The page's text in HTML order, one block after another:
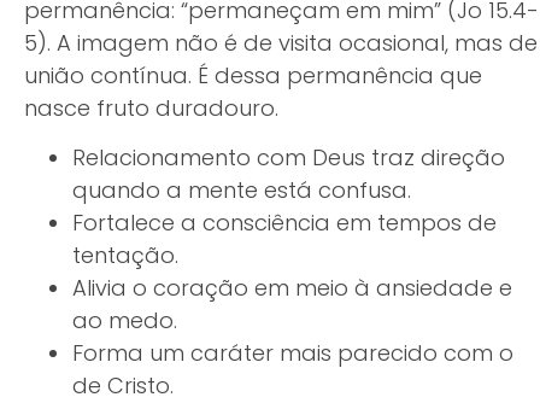
permanência: “permaneçam em mim” (Jo 15.4-
5). A imagem não é de visita ocasional, mas de
união contínua. É dessa permanência que
nasce fruto duradouro.
Relacionamento com Deus traz direção
quando a mente está confusa.
Fortalece a consciência em tempos de
tentação.
Alivia o coração em meio à ansiedade e
ao medo.
Forma um caráter mais parecido com o
de Cristo.